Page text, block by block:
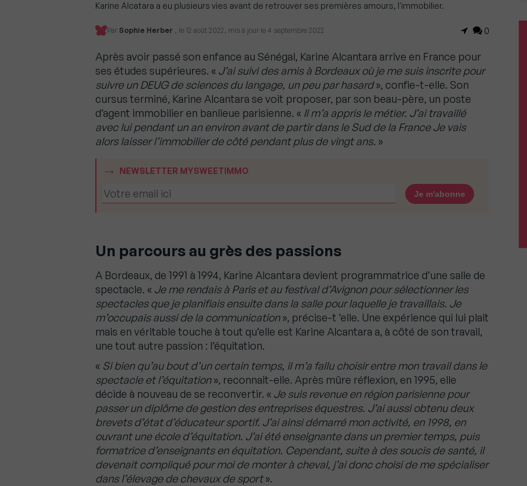
Karine Alcatara a eu plusieurs vies avant de retrouver ses premières amours, l'immobilier.
Par Sophie Herber , le 12 août 2022, mis à jour le 4 septembre 2022 0
Après avoir passé son enfance au Sénégal, Karine Alcantara arrive en France pour
ses études supérieures. « J’ai suivi des amis à Bordeaux où je me suis inscrite pour
suivre un DEUG de sciences du langage, un peu par hasard», confie-t-elle. Son
cursus terminé, Karine Alcantara se voit proposer, par son beau-père, un poste
d’agent immobilier en banlieue parisienne. « Il m’a appris le métier. J’ai travaillé
avec lui pendant un an environ avant de partir dans le Sud de la France Je vais
alors laisser l’immobilier de côté pendant plus de vingt ans. »
NEWSLETTER MYSWEETIMMO
Un parcours au grès des passions
A Bordeaux, de 1991 à 1994, Karine Alcantara devient programmatrice d’une salle de
spectacle. « Je me rendais à Paris et au festival d’Avignon pour sélectionner les
spectacles que je planifiais ensuite dans la salle pour laquelle je travaillais. Je
m’occupais aussi de la communication», précise-t ’elle. Une expérience qui lui plait
mais en véritable touche à tout qu’elle est Karine Alcantara a, à côté de son travail,
une tout autre passion : l’équitation.
« Si bien qu’au bout d’un certain temps, il m’a fallu choisir entre mon travail dans le
spectacle et l’équitation», reconnait-elle. Après mûre réflexion, en 1995, elle
décide à nouveau de se reconvertir. « Je suis revenue en région parisienne pour
passer un diplôme de gestion des entreprises équestres. J’ai aussi obtenu deux
brevets d’état d’éducateur sportif. J’ai ainsi démarré mon activité, en 1998, en
ouvrant une école d’équitation. J’ai été enseignante dans un premier temps, puis
formatrice d’enseignants en équitation. Cependant, suite à des soucis de santé, il
devenait compliqué pour moi de monter à cheval, j’ai donc choisi de me spécialiser
dans l’élevage de chevaux de sport».